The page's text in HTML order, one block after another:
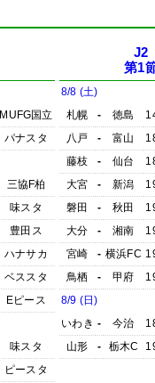
MUFG国立
パナスタ
三協F柏
味スタ
豊田ス
ハナサカ
ベススタ
Eピース
味スタ
ピースタ
J2
第1
8/8 (土)
札幌
- 徳島
八戸
- 富山
藤枝
- 仙台
大宮
- 新潟
磐田
- 秋田
大分
- 湘南
宮崎
- 横浜FC
鳥栖
- 甲府
8/9 (日)
いわき - 今治
山形
- 栃木C